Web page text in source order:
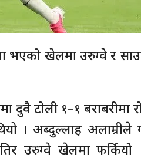
भएको खेलमा उरुग्वे र
दुवै टोली १–१ बराबरीमा
। अब्दुल्लाह अलाम्रीले
उरुग्वे खेलमा